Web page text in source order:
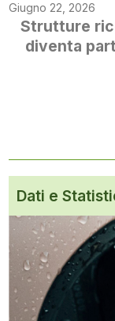
Giugno 22, 2026
Strutture
diventa
Dati e